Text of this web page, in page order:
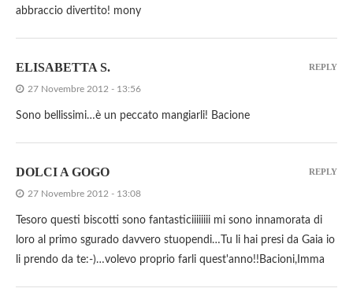
abbraccio divertito! mony
ELISABETTA S.
27 Novembre 2012 - 13:56
Sono bellissimi…è un peccato mangiarli! Bacione
REPLY
DOLCI A GOGO
27 Novembre 2012 - 13:08
Tesoro questi biscotti sono fantasticiiiiiiii mi sono innamorata di
loro al primo sgurado davvero stuopendi…Tu li hai presi da Gaia io
li prendo da te:-)…volevo proprio farli quest'anno!!Bacioni,Imma
REPLY